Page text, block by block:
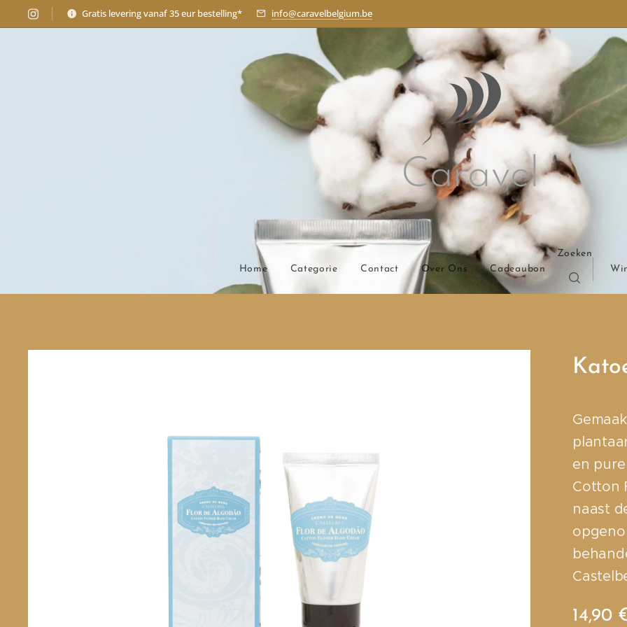
Gratis levering vanaf 35 eur bestelling* info@caravelbelgium.be
Caravel
Home Categorie Contact Over Ons Cadeaubon
Zoeken
en
Cotton
naast
14,90